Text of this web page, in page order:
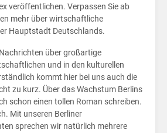
Sport
Berlin
MV
Finanzen
für
Kids
veröffentlichen. Verpassen Sie ab
mehr über wirtschaftliche
Hauptstadt Deutschlands.
über großartige
und in den kulturellen
kommt hier bei uns auch die
zu kurz. Über das Wachstum Berlins
schon einen tollen Roman schreiben.
Mit unseren Berliner
sprechen wir natürlich mehrere